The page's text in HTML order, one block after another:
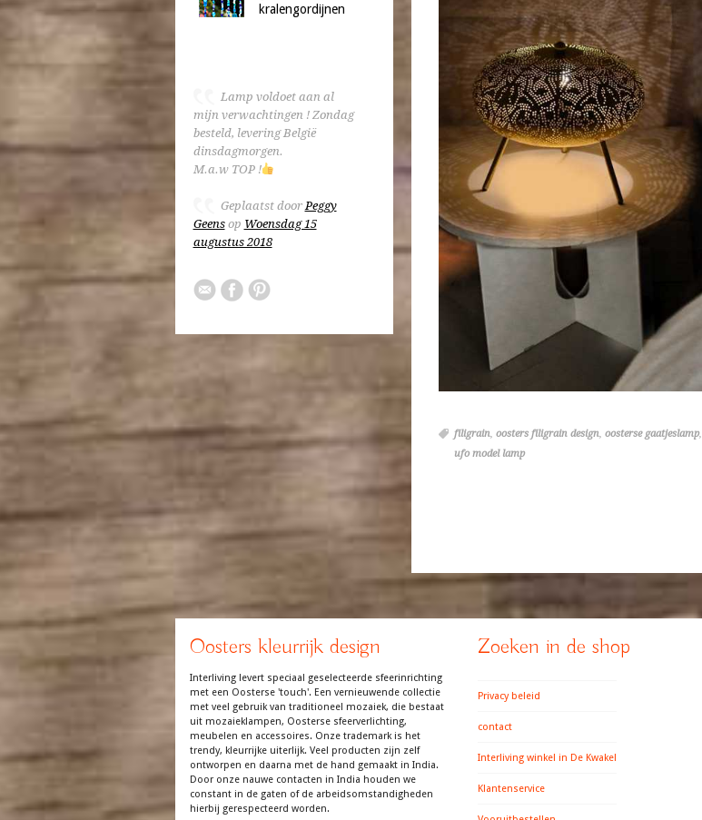
filigrain, oosters filigrain design, oosterse gaatjeslamp,
ufo model lamp
kralengordijnen
Lamp voldoet aan al
mijn verwachtingen ! Zondag
besteld, levering België
dinsdagmorgen.
M.a.w TOP !
Geplaatst doorPeggy
Geensop Woensdag 15
augustus 2018
Oosters kleurrijk design
Interliving levert speciaal geselecteerde sfeerinrichting
met een Oosterse 'touch'. Een vernieuwende collectie
met veel gebruik van traditioneel mozaiek, die bestaat
uit mozaieklampen, Oosterse sfeerverlichting,
meubelen en accessoires. Onze trademark is het
trendy, kleurrijke uiterlijk. Veel producten zijn zelf
ontworpen en daarna met de hand gemaakt in India.
Door onze nauwe contacten in India houden we
constant in de gaten of de arbeidsomstandigheden
hierbij gerespecteerd worden.
Zoeken in de shop
Privacy beleid
contact
Interliving winkel in De Kwakel
Klantenservice